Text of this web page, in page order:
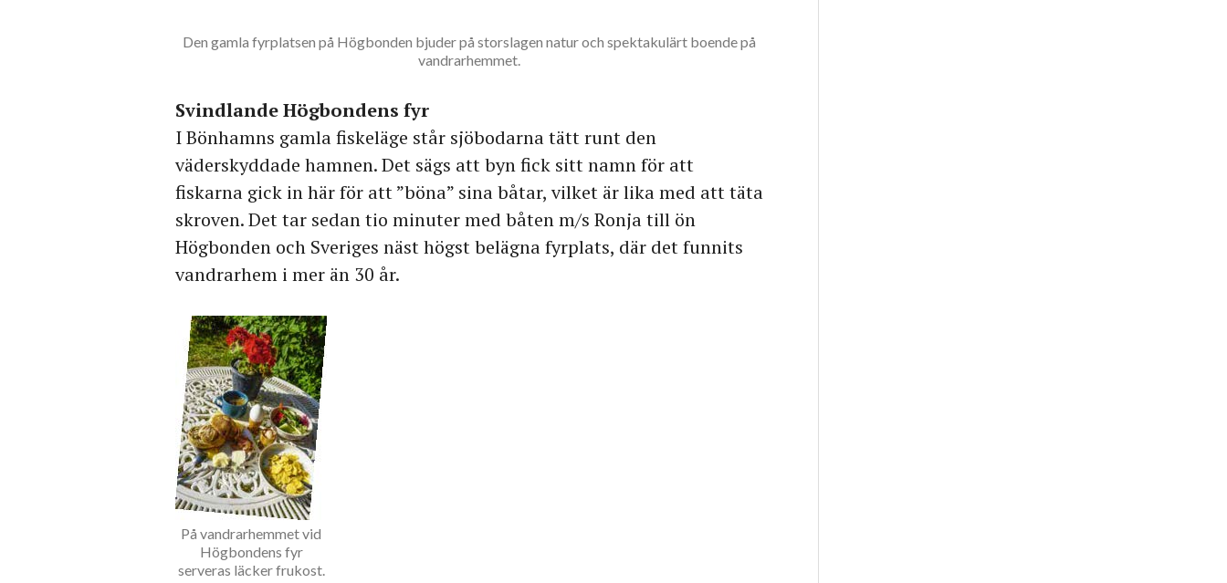
Den gamla fyrplatsen på Högbonden bjuder på storslagen natur och spektakulärt boende på
vandrarhemmet.
Svindlande Högbondens fyr
I Bönhamns gamla fiskeläge står sjöbodarna tätt runt den
väderskyddade hamnen. Det sägs att byn fick sitt namn för att
fiskarna gick in här för att ”böna” sina båtar, vilket är lika med att täta
skroven. Det tar sedan tio minuter med båten m/s Ronja till ön
Högbonden och Sveriges näst högst belägna fyrplats, där det funnits
vandrarhem i mer än 30 år.
På vandrarhemmet vid
Högbondens fyr
serveras läcker frukost.